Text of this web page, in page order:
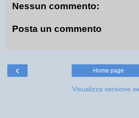
Nessun commento:
Posta un commento
‹ Home page
Visualizza versione